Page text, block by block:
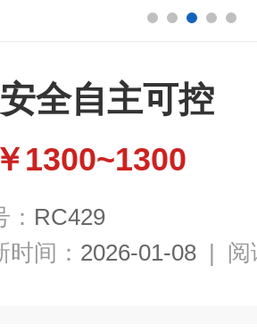
全自主可控
￥1300~1300
RC429
时间： 2026-01-08 | 阅